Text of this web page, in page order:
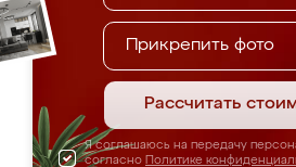
Прикрепить фото
Рассчитать
Я соглашаюсь на передачу
согласно Политике